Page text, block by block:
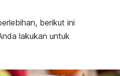
berikut ini
lakukan untuk